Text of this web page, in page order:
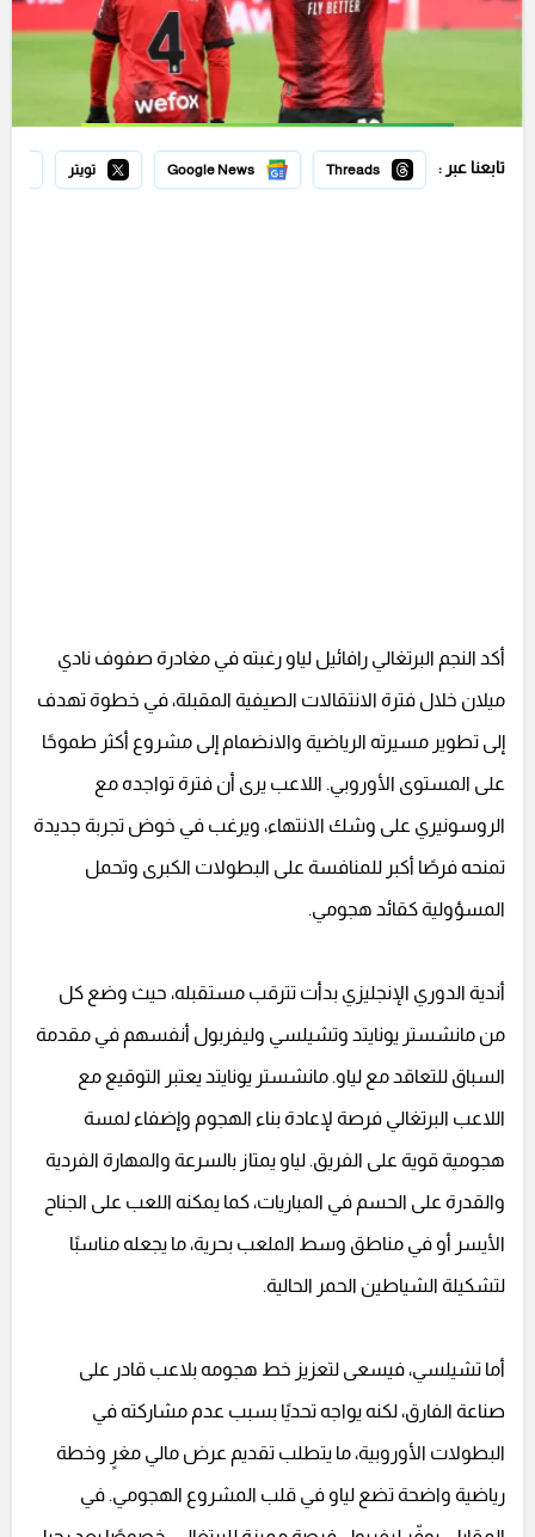
تابعنا عبر : Threads
Google News تويتر
أكد النجم البرتغالي رافائيل لياو رغبته في مغادرة صفوف نادي
ميلان خلال فترة الانتقالات الصيفية المقبلة، في خطوة تهدف
إلى تطوير مسيرته الرياضية والانضمام إلى مشروع أكثر طموحًا
على المستوى الأوروبي. اللاعب يرى أن فترة تواجده مع
الروسونيري على وشك الانتهاء، ويرغب في خوض تجربة جديدة
تمنحه فرصًا أكبر للمنافسة على البطولات الكبرى وتحمل
المسؤولية كقائد هجومي.
أندية الدوري الإنجليزي بدأت تترقب مستقبله، حيث وضع كل
من مانشستر يونايتد وتشيلسي وليفربول أنفسهم في مقدمة
السباق للتعاقد مع لياو. مانشستر يونايتد يعتبر التوقيع مع
اللاعب البرتغالي فرصة لإعادة بناء الهجوم وإضفاء لمسة
هجومية قوية على الفريق. لياو يمتاز بالسرعة والمهارة الفردية
والقدرة على الحسم في المباريات، كما يمكنه اللعب على الجناح
الأيسر أو في مناطق وسط الملعب بحرية، ما يجعله مناسبًا
لتشكيلة الشياطين الحمر الحالية.
أما تشيلسي، فيسعى لتعزيز خط هجومه بلاعب قادر على
صناعة الفارق، لكنه يواجه تحديًا بسبب عدم مشاركته في
البطولات الأوروبية، ما يتطلب تقديم عرض مالي مغرٍ وخطة
رياضية واضحة تضع لياو في قلب المشروع الهجومي. في